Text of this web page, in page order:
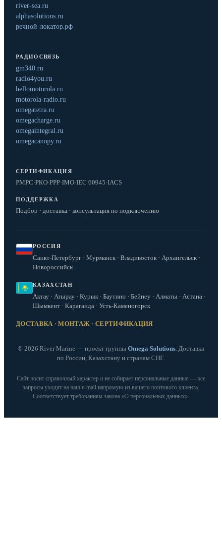
river-sea.ru
alphasolutions.ru
речной-локатор.рф
РАДИОСВЯЗЬ
gm340.ru
radio4you.ru
hellomotorola.ru
motorola-radio.ru
omegatetra.ru
omegacharge.ru
omegaintegral.ru
omegacanopy.ru
СЕРТИФИКАЦИЯ
РМРС·РКО·РРР·IMO·IEC 60945·IACS
ПОДДЕРЖКА
Подбор · доставка · консультация по подключению
РОССИЯ
Санкт-Петербург · Мурманск · Владивосток · Архангельск ·
Новороссийск
КАЗАХСТАН
Актау · Атырау · Курык · Баутино · Бейнеу · Алматы · Астана ·
Шымкент · Караганда · Усть-Каменогорск
ДОСТАВКА · МОНТАЖ · СЕРТИФИКАЦИЯ
© 2026 River Marine — проект группы Omega Solutions. Доставка
по России, Казахстану и странам СНГ.
Сайт носит справочный характер и не собирает персональные данные — все
запросы уходят на наш e‑mail напрямую из вашего почтового клиента.
Соответствует требованиям закона «О персональных данных».